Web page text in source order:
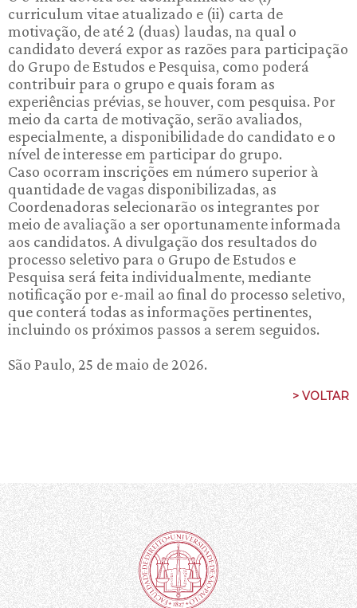
curriculum vitae atualizado e (ii) carta de
motivação, de até 2 (duas) laudas, na qual o
candidato deverá expor as razões para participação
do Grupo de Estudos e Pesquisa, como poderá
contribuir para o grupo e quais foram as
experiências prévias, se houver, com pesquisa. Por
meio da carta de motivação, serão avaliados,
especialmente, a disponibilidade do candidato e o
nível de interesse em participar do grupo.
Caso ocorram inscrições em número superior à
quantidade de vagas disponibilizadas, as
Coordenadoras selecionarão os integrantes por
meio de avaliação a ser oportunamente informada
aos candidatos. A divulgação dos resultados do
processo seletivo para o Grupo de Estudos e
Pesquisa será feita individualmente, mediante
notificação por e-mail ao final do processo seletivo,
que conterá todas as informações pertinentes,
incluindo os próximos passos a serem seguidos.
São Paulo, 25 de maio de 2026.
> VOLTAR